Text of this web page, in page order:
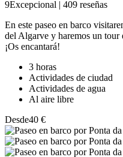
9Excepcional | 409 reseñas
En este paseo en barco
del Algarve y haremos un tour
¡Os encantará!
3 horas
Actividades de ciudad
Actividades de agua
Al aire libre
Desde40 €